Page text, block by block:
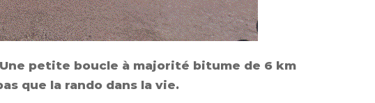
petite boucle à majorité bitume de 6 km
que la rando dans la vie.